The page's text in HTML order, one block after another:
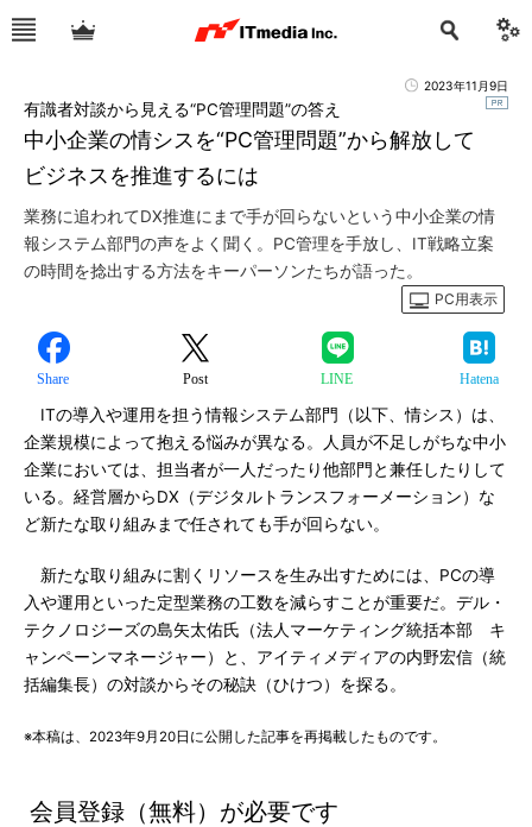
2023年11月9日
中小企業の情シスを“PC管理問題”から解放して
ビジネスを推進するには
有識者対談から見える“PC管理問題”の答え
業務に追われてDX推進にまで手が回らないという中小企業の情
報システム部門の声をよく聞く。PC管理を手放し、IT戦略立案
の時間を捻出する方法をキーパーソンたちが語った。
PC用表示
Share Post LINE Hatena
ITの導入や運用を担う情報システム部門（以下、情シス）は、
企業規模によって抱える悩みが異なる。人員が不足しがちな中小
企業においては、担当者が一人だったり他部門と兼任したりして
いる。経営層からDX（デジタルトランスフォーメーション）な
ど新たな取り組みまで任されても手が回らない。
新たな取り組みに割くリソースを生み出すためには、PCの導
入や運用といった定型業務の工数を減らすことが重要だ。デル・
テクノロジーズの島矢太佑氏（法人マーケティング統括本部 キ
ャンペーンマネージャー）と、アイティメディアの内野宏信（統
括編集長）の対談からその秘訣（ひけつ）を探る。
※本稿は、2023年9月20日に公開した記事を再掲載したものです。
会員登録（無料）が必要です